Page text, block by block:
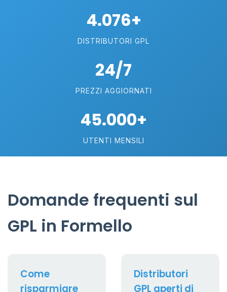
4.076+
DISTRIBUTORI GPL
24/7
PREZZI AGGIORNATI
45.000+
UTENTI MENSILI
Domande frequenti sul
GPL in Formello
Come
risparmiare
Distributori
GPL aperti di